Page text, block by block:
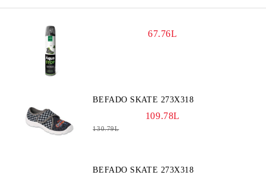
67.76L
BEFADO SKATE 273X318
109.78L
130.79L
BEFADO SKATE 273X318